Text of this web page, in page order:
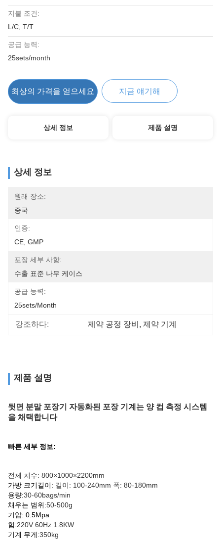
지불 조건:
L/C, T/T
공급 능력:
25sets/month
최상의 가격을 얻으세요 지금 얘기해
상세 정보 제품 설명
상세 정보
원래 장소:
중국
인증:
CE, GMP
포장 세부 사항:
수출 표준 나무 케이스
공급 능력:
25sets/month
강조하다: 제약 공정 장비 , 제약 기계
제품 설명
뒷면 분말 포장기 자동화된 포장 기계는 양 컵 측정 시스템
을 채택합니다
빠른 세부 정보:
전체 치수: 800×1000×2200mm
가방 크기길이: 길이: 100-240mm 폭: 80-180mm
용량:30-60bags/min
채우는 범위:50-500g
기압: 0.5Mpa
힘:220V 60Hz 1.8KW
기계 무게:350kg